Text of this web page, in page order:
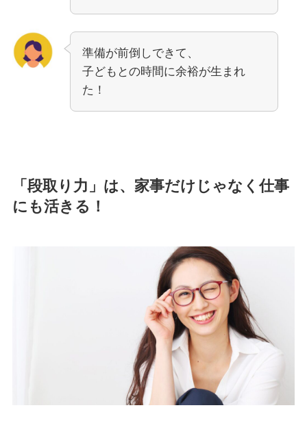
準備が前倒しできて、
子どもとの時間に余裕が生まれ
た！
「段取り力」は、家事だけじゃなく仕事
にも活きる！